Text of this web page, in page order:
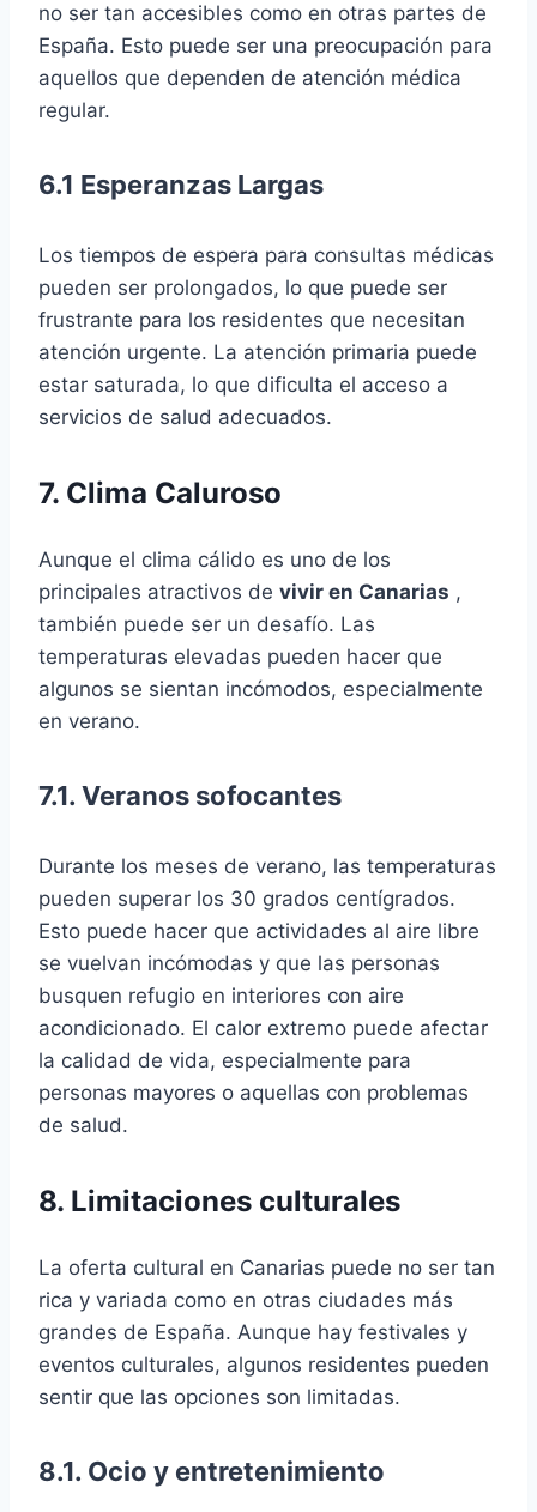
no ser tan accesibles como en otras partes de
España. Esto puede ser una preocupación para
aquellos que dependen de atención médica
regular.
6.1 Esperanzas Largas
Los tiempos de espera para consultas médicas
pueden ser prolongados, lo que puede ser
frustrante para los residentes que necesitan
atención urgente. La atención primaria puede
estar saturada, lo que dificulta el acceso a
servicios de salud adecuados.
7. Clima Caluroso
Aunque el clima cálido es uno de los
principales atractivos de vivir en Canarias ,
también puede ser un desafío. Las
temperaturas elevadas pueden hacer que
algunos se sientan incómodos, especialmente
en verano.
7.1. Veranos sofocantes
Durante los meses de verano, las temperaturas
pueden superar los 30 grados centígrados.
Esto puede hacer que actividades al aire libre
se vuelvan incómodas y que las personas
busquen refugio en interiores con aire
acondicionado. El calor extremo puede afectar
la calidad de vida, especialmente para
personas mayores o aquellas con problemas
de salud.
8. Limitaciones culturales
La oferta cultural en Canarias puede no ser tan
rica y variada como en otras ciudades más
grandes de España. Aunque hay festivales y
eventos culturales, algunos residentes pueden
sentir que las opciones son limitadas.
8.1. Ocio y entretenimiento